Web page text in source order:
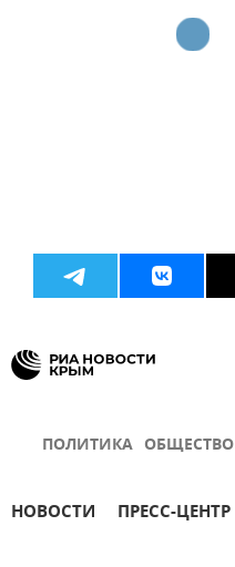
ПОЛИТИКА ОБЩЕСТВО
НОВОСТИ ПРЕСС-ЦЕНТР